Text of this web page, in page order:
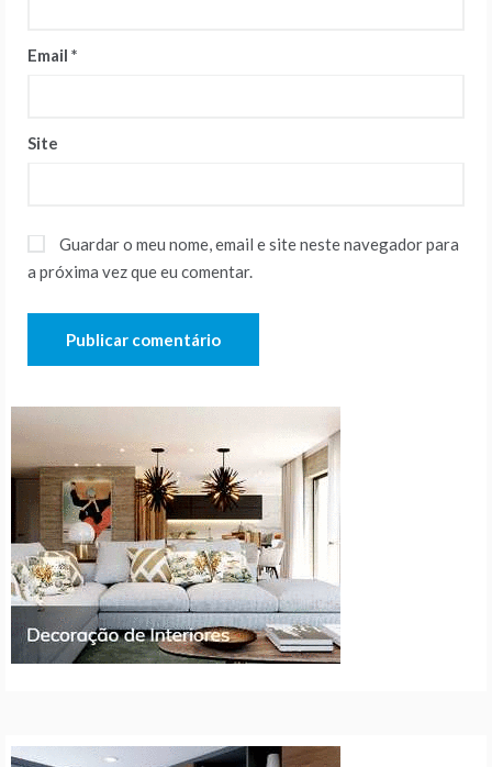
Email *
Site
Guardar o meu nome, email e site neste navegador para
a próxima vez que eu comentar.